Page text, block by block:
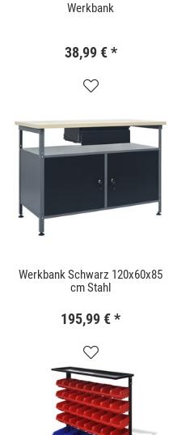
Werkbank
38,99 € *
Werkbank Schwarz 120x60x85
cm Stahl
195,99 €*